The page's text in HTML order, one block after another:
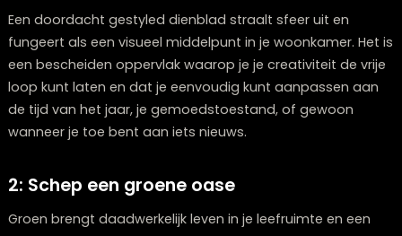
nodig hebt op je salontafel. Bovendien helpt het om
spullen zoals afstandsbedieningen, tijdschriften en
decoratiestukken te ordenen, waardoor je tafel er
netjes uitziet.
fungeert als een visueel middelpunt in je woonkamer.
een bescheiden oppervlak waarop je je creativiteit de
loop kunt laten en dat je eenvoudig kunt aanpassen